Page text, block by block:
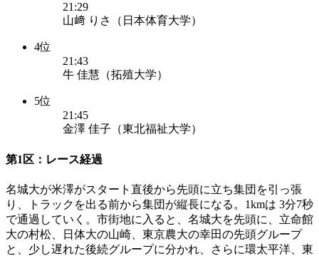
21:29
山﨑 りさ（日本体育大学）
4位
21:43
牛 佳慧（拓殖大学）
5位
21:45
金澤 佳子（東北福祉大学）
第1区：レース経過
名城大が米澤がスタート直後から先頭に立ち集団を引っ張
り、トラックを出る前から集団が縦長になる。1kmは 3分7秒
で通過していく。市街地に入ると、名城大を先頭に、立命館
大の村松、日体大の山崎、東京農大の幸田の先頭グループ
と、少し遅れた後続グループに分かれ、さらに環太平洋、東